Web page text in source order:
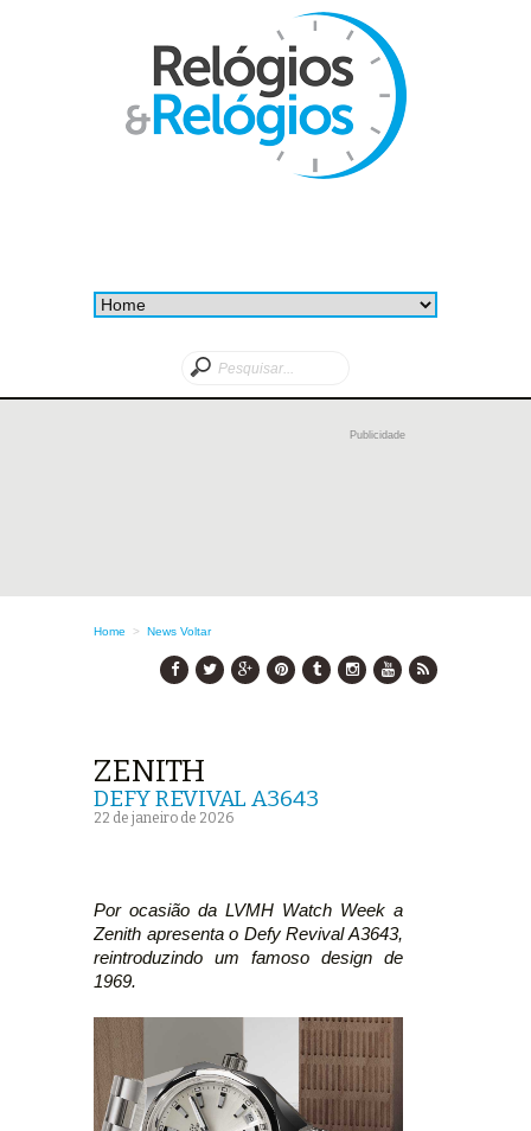
Publicidade
Home > News Voltar
ZENITH
DEFY REVIVAL A3643
22 de janeiro de 2026
Por ocasião da LVMH Watch Week a
Zenith apresenta o Defy Revival A3643,
reintroduzindo um famoso design de
1969.